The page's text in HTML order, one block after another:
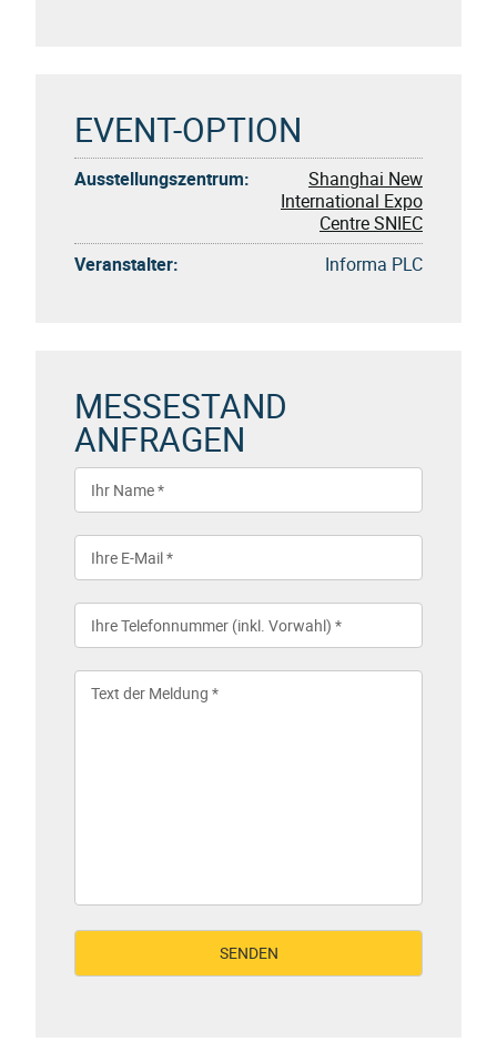
EVENT-OPTION
Ausstellungszentrum:
Shanghai New
International Expo
Centre SNIEC
Veranstalter:
Informa PLC
MESSESTAND
ANFRAGEN